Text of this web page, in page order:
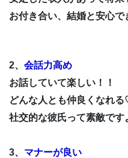
お付き合い、結婚と安心
2、 会話力高め
お話していて楽しい！！
どんな人とも仲良くなれ
社交的な彼氏って素敵で
3、 マナーが良い